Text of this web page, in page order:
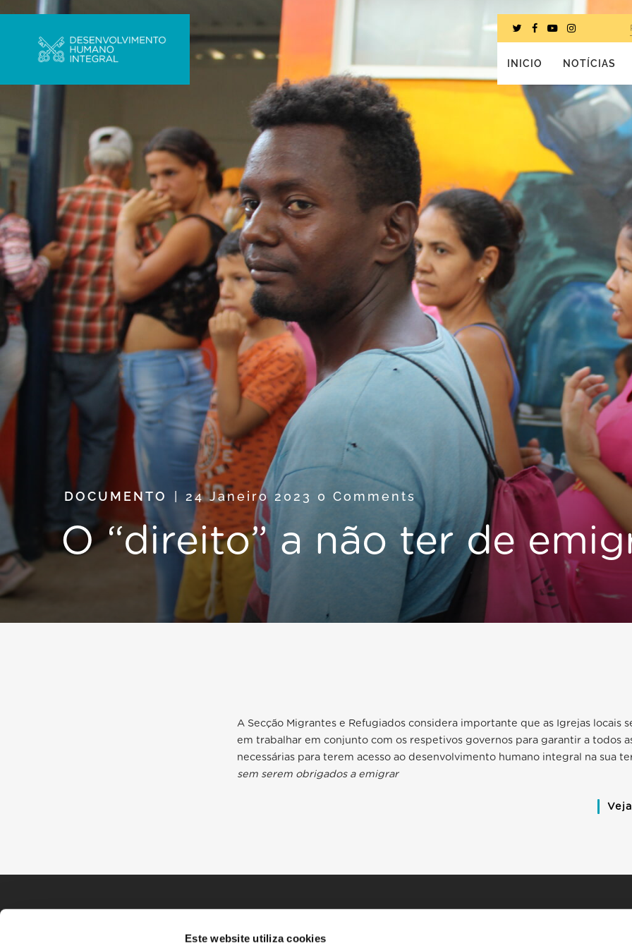
Este website utiliza cookies
INICIO NOTÍCIAS
DOCUMENTO 24 Janeiro 2023 0 Comments
O “direito” a não ter de
A Secção Migrantes e Refugiados considera importante que as Igrejas locais
em trabalhar em conjunto com os respetivos governos para garantir a todos
necessárias para terem acesso ao desenvolvimento humano integral na sua
sem serem obrigados a emigrar